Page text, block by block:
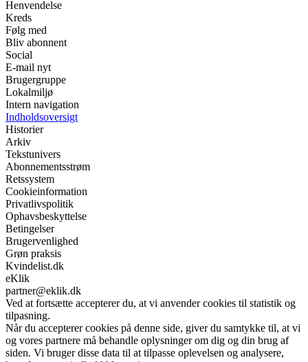
Henvendelse
Kreds
Følg med
Bliv abonnent
Social
E-mail nyt
Brugergruppe
Lokalmiljø
Intern navigation
Indholdsoversigt
Historier
Arkiv
Tekstunivers
Abonnementsstrøm
Retssystem
Cookieinformation
Privatlivspolitik
Ophavsbeskyttelse
Betingelser
Brugervenlighed
Grøn praksis
Kvindelist.dk
eKlik
partner@eklik.dk
Ved at fortsætte accepterer du, at vi anvender cookies til statistik og
tilpasning.
Når du accepterer cookies på denne side, giver du samtykke til, at vi
og vores partnere må behandle oplysninger om dig og din brug af
siden. Vi bruger disse data til at tilpasse oplevelsen og analysere,